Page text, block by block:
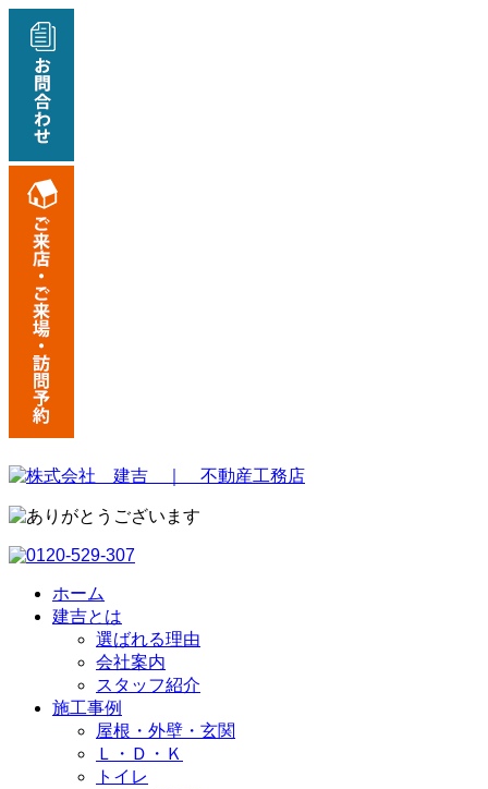
ホーム
建吉とは
選ばれる理由
会社案内
スタッフ紹介
施工事例
屋根・外壁・玄関
Ｌ・Ｄ・Ｋ
トイレ